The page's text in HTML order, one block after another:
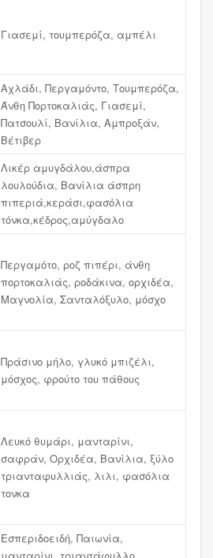
Γιασεμί, τουμπερόζα, αμπέλι
Αχλάδι, Περγαμόντο, Τουμπερόζα,
Άνθη Πορτοκαλιάς, Γιασεμί,
Πατσουλί, Βανίλια, Αμπροξάν,
Βέτιβερ
Λικέρ αμυγδάλου,άσπρα
λουλούδια, Βανίλια άσπρη
πιπεριά,κεράσι,φασόλια
τόνκα,κέδρος,αμύγδαλο
Περγαμότο, ροζ πιπέρι, άνθη
πορτοκαλιάς, ροδάκινα, ορχιδέα,
Μαγνολία, Σανταλόξυλο, μόσχο
Πράσινο μήλο, γλυκό μπιζέλι,
μόσχος, φρούτο του πάθους
Λευκό θυμάρι, μανταρίνι,
σαφράν, Ορχιδέα, Βανίλια, ξύλο
τριανταφυλλιάς, λιλι, φασόλια
τονκα
Εσπεριδοειδή, Παιωνία,